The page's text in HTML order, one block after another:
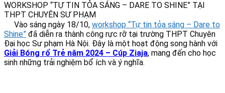
WORKSHOP “TỰ TIN TỎA SÁNG – DARE TO SHINE” TẠI
THPT CHUYÊN SƯ PHẠM
Vào sáng ngày 18/10, workshop “Tự tin tỏa sáng – Dare to
Shine” đã diễn ra thành công rực rỡ tại trường THPT Chuyên
Đại học Sư phạm Hà Nội. Đây là một hoạt động song hành với
Giải Bóng rổ Trẻ năm 2024 – Cúp Ziaja, mang đến cho học
sinh những trải nghiệm bổ ích và ý nghĩa.